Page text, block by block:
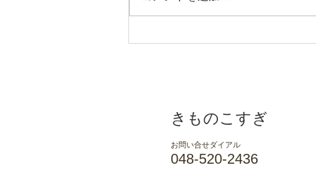
麻の着物「小千谷ちぢみ」
​きものこすぎ
お問い合せダイアル
048-520-2436